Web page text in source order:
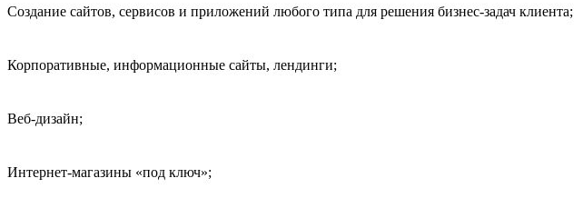
Создание сайтов, сервисов и приложений любого типа для решения бизнес-задач клиента;
Корпоративные, информационные сайты, лендинги;
Веб-дизайн;
Интернет-магазины «под ключ»;